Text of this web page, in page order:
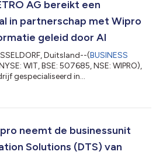
AG bereikt een
in partnerschap met Wipro
geleid door AI
Duitsland--(BUSINESS
WIT, BSE: 507685, NSE: WIPRO),
gespecialiseerd in
datacentermigratieprogramma voor
mijlpaal in METRO’s traject voor
cloud maakt een robuuste,
neemt de businessunit
Solutions (DTS) van